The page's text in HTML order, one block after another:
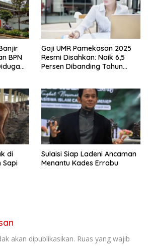
BPN
Gaji UMR Pamekasan 2025
Resmi Disahkan: Naik 6,5
Persen Dibanding Tahun
di
Sapi
Sulaisi Siap Ladeni Ancaman
Menantu Kades Errabu
akan dipublikasikan. Ruas yang wajib